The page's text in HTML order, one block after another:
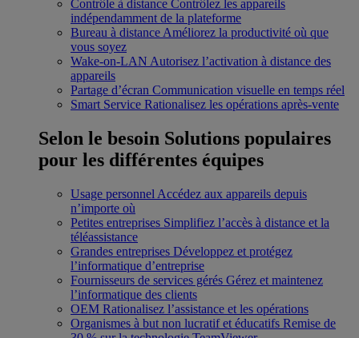
Contrôle à distance Contrôlez les appareils
indépendamment de la plateforme
Bureau à distance Améliorez la productivité où que
vous soyez
Wake-on-LAN Autorisez l’activation à distance des
appareils
Partage d’écran Communication visuelle en temps réel
Smart Service Rationalisez les opérations après-vente
Selon le besoin Solutions populaires
pour les différentes équipes
Usage personnel Accédez aux appareils depuis
n’importe où
Petites entreprises Simplifiez l’accès à distance et la
téléassistance
Grandes entreprises Développez et protégez
l’informatique d’entreprise
Fournisseurs de services gérés Gérez et maintenez
l’informatique des clients
OEM Rationalisez l’assistance et les opérations
Organismes à but non lucratif et éducatifs Remise de